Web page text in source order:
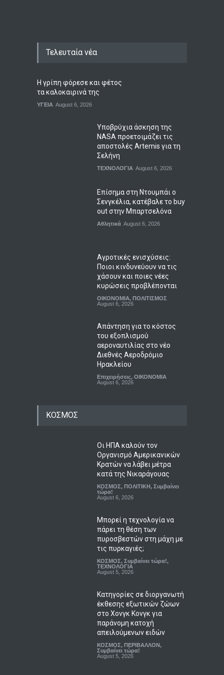
Τελευταία νέα
Η γρίπη φόρεσε και φέτος
τα καλοκαιρινά της
ΥΓΕΙΑ August 6, 2026
Υποβρύχια άσκηση της
NASA προετοιμάζει τις
αποστολές Artemis για τη
Σελήνη
ΤΕΧΝΟΛΟΓΙΑ August 6, 2026
Επίσημα στη Ντουμπάι ο
Σενγκέλια, κατέβαλε το buy
out στην Μπαρτσελόνα
Αθλητικά August 6, 2026
Αγροτικές ενισχύσεις:
Ποιοι κινδυνεύουν να τις
χάσουν και ποιες νέες
κυρώσεις προβλέπονται
ΟΙΚΟΝΟΜΙΑ, ΠΟΛΙΤΙΣΜΟΣ
August 6, 2026
Απάντηση για το κόστος
του εξοπλισμού
αεροναυτιλίας στο νέο
Διεθνές Αεροδρόμιο
Ηρακλείου
Επιχειρήσεις, ΟΙΚΟΝΟΜΙΑ
August 6, 2026
ΚΟΣΜΟΣ
Οι ΗΠΑ καλούν τον
Οργανισμό Αμερικανικών
Κρατών να λάβει μέτρα
κατά της Νικαράγουας
ΚΟΣΜΟΣ, ΠΟΛΙΤΙΚΗ, Συμβαίνει
τώρα!
August 6, 2026
Μπορεί η τεχνολογία να
πάρει τη θέση των
πυροσβεστών στη μάχη με
τις πυρκαγιές;
ΚΟΣΜΟΣ, Συμβαίνει τώρα!,
ΤΕΧΝΟΛΟΓΙΑ
August 5, 2026
Κατηγορίες σε διοργανωτή
έκθεσης εξωτικών ζώων
στο Χονγκ Κονγκ για
παράνομη κατοχή
απειλούμενων ειδών
ΚΟΣΜΟΣ, ΠΕΡΙΒΑΛΛΟΝ,
Συμβαίνει τώρα!
August 5, 2026